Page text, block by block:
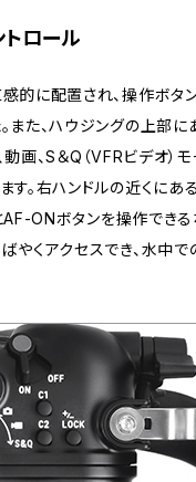
トロール
的に配置され、操作ボタ
また、ハウジングの上部
動画、S＆Q（VFRビデオ）
す。右ハンドルの近くにあ
ONボタンを操作できる
やくアクセスでき、水中